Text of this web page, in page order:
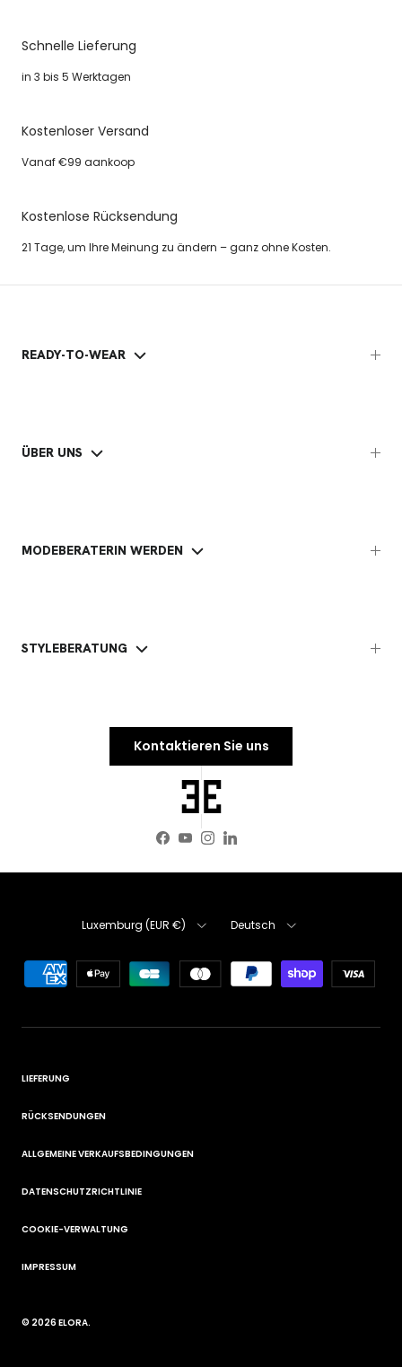
Schnelle Lieferung
in 3 bis 5 Werktagen
Kostenloser Versand
Vanaf €99 aankoop
Kostenlose Rücksendung
21 Tage, um Ihre Meinung zu ändern – ganz ohne Kosten.
READY-TO-WEAR
ÜBER UNS
MODEBERATERIN WERDEN
STYLEBERATUNG
Kontaktieren Sie uns
Facebook
YouTube
Instagram
LinkedIn
Land/Region
Luxemburg (EUR €) Deutsch
LIEFERUNG
RÜCKSENDUNGEN
ALLGEMEINE VERKAUFSBEDINGUNGEN
DATENSCHUTZRICHTLINIE
COOKIE-VERWALTUNG
IMPRESSUM
© 2026ELORA.